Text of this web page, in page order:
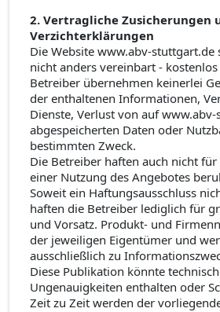
2. Vertragliche Zusicherungen
Verzichterklärungen
Die Website www.abv-
nicht anders vereinbart -
Betreiber übernehmen keinerlei
der enthaltenen Informationen,
Dienste, Verlust von auf
abgespeicherten Daten oder
bestimmten Zweck.
Die Betreiber haften auch nicht
einer Nutzung des Angebotes
Soweit ein Haftungsausschluss
haften die Betreiber lediglich für
und Vorsatz. Produkt- und
der jeweiligen Eigentümer und
ausschließlich zu
Diese Publikation könnte
Ungenauigkeiten enthalten oder
Zeit zu Zeit werden der